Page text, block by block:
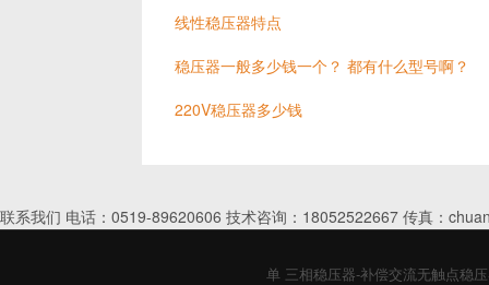
线性稳压器特点
稳压器一般多少钱一个？ 都有什么型号啊？
220V稳压器多少钱
联系我们 电话：0519-89620606 技术咨询：18052522667 传真：
单 三相稳压器-补偿交流无触点稳